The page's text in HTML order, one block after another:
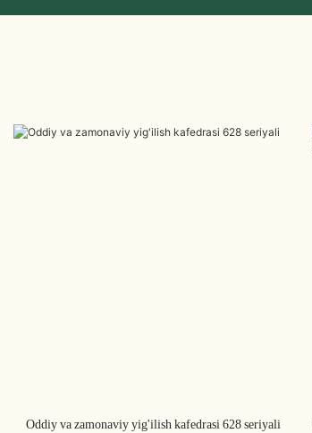
Oddiy va zamonaviy yig'ilish kafedrasi 628 seriyali